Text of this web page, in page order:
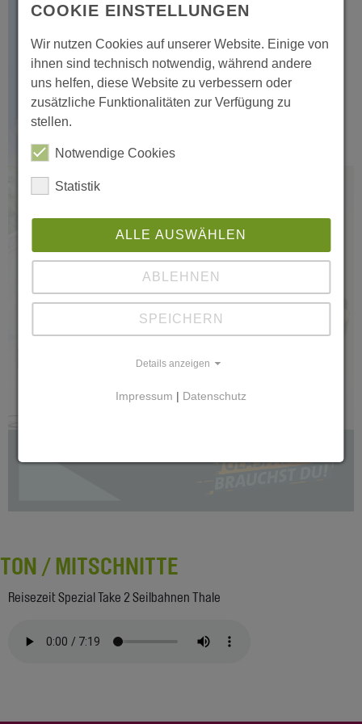
Die Seilbahnen Thale bei
MDR um zwei.
play_circle
Die Seilbahnen Thale Glasfaser.
play_circle
TON / MITSCHNITTE
Reisezeit Spezial Take 2 Seilbahnen Thale
COOKIE EINSTELLUNGEN
Wir nutzen Cookies auf unserer Website. Einige von
ihnen sind technisch notwendig, während andere
uns helfen, diese Website zu verbessern oder
zusätzliche Funktionalitäten zur Verfügung zu
stellen.
Notwendige Cookies
Statistik
ALLE AUSWÄHLEN
ABLEHNEN
SPEICHERN
Details anzeigen
Impressum | Datenschutz